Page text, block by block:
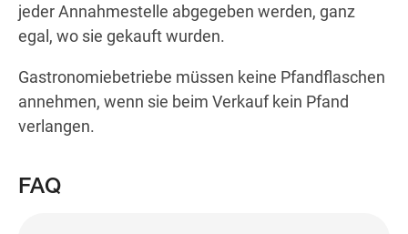
jeder Annahmestelle abgegeben werden, ganz
egal, wo sie gekauft wurden.
Gastronomiebetriebe müssen keine Pfandflaschen
annehmen, wenn sie beim Verkauf kein Pfand
verlangen.
FAQ